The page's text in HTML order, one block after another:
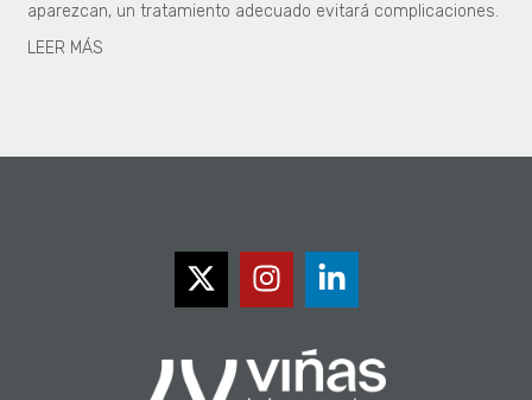
aparezcan, un tratamiento adecuado evitará complicaciones.
LEER MÁS